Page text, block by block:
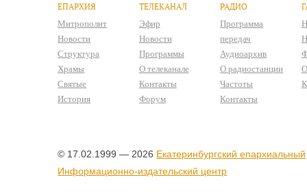
ЕПАРХИЯ
Митрополит
Новости
Структура
Храмы
Святые
История
ТЕЛЕКАНАЛ
Эфир
Новости
Программы
О телеканале
Контакты
Форум
РАДИО
Программа
передач
Аудиоархив
О радиостанции
Частоты
Контакты
© 17.02.1999 — 2026 Екатеринбургский епархиальный
Информационно-издательский центр